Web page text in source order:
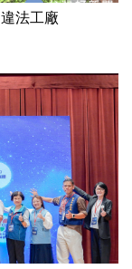
法工廠